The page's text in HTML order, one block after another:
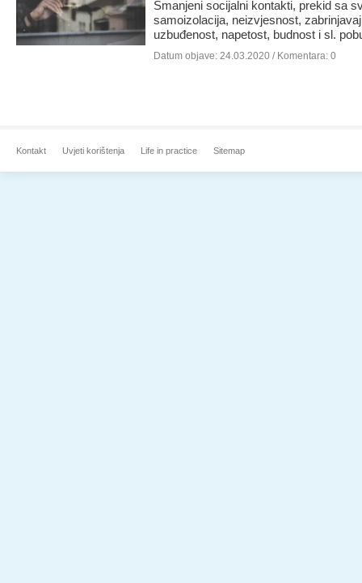
Smanjeni socijalni kontakti, prekid sa
samoizolacija, neizvjesnost,
uzbuđenost, napetost, budnost i sl.
Datum objave: 24.03.2020 / Komentara: 0
Kontakt Uvjeti korištenja Life in practice Sitemap